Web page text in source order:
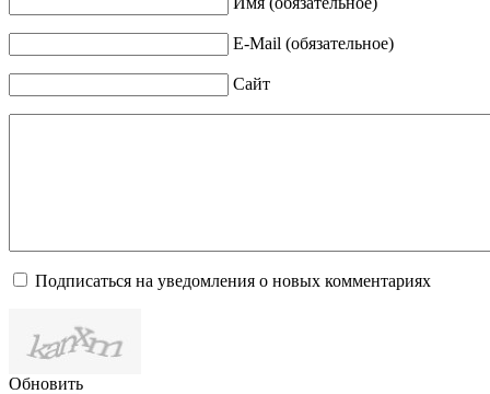
E-Mail (обязательное)
Сайт
Подписаться на уведомления о новых комментариях
Обновить